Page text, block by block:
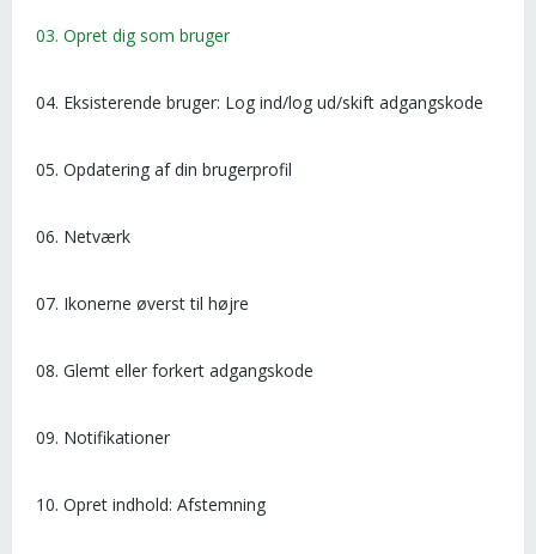
03. Opret dig som bruger
04. Eksisterende bruger: Log ind/log ud/skift adgangskode
05. Opdatering af din brugerprofil
06. Netværk
07. Ikonerne øverst til højre
08. Glemt eller forkert adgangskode
09. Notifikationer
10. Opret indhold: Afstemning